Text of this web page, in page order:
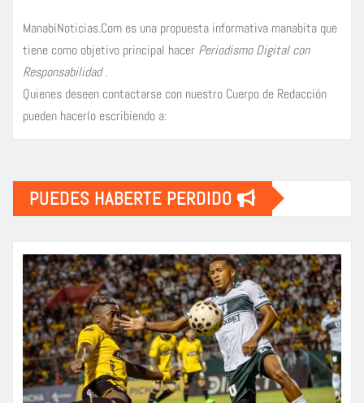
ManabíNoticias.Com es una propuesta informativa manabita que
tiene como objetivo principal hacer Periodismo Digital con
Responsabilidad.
Quienes deseen contactarse con nuestro Cuerpo de Redacción
pueden hacerlo escribiendo a:
PUEDES HABERTE PERDIDO